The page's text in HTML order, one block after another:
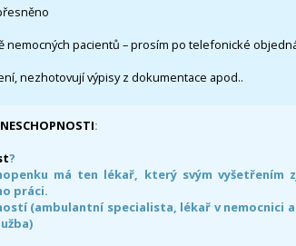
pacientů – prosím po telefonické
nezhotovují výpisy z dokumentace apod..
:
?
má ten lékař, který svým
práci.
(ambulantní specialista, lékař v nemocnici